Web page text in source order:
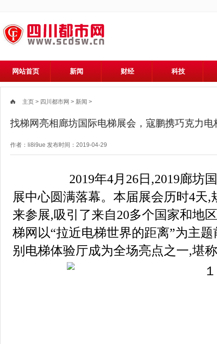
网站首页 新闻 财经 科技
主页 > 四川都市网 > 新闻 >
找梯网亮相廊坊国际电梯展会，寇鹏携巧克力电
作者：li8i9ue 发布时间：2019-04-29
2019年4月26日,2019廊坊国
展中心圆满落幕。本届展会历时4天
来参展,吸引了来自20多个国家和地
梯网以“拉近电梯世界的距离”为主
别电梯体验厅成为全场亮点之一,堪